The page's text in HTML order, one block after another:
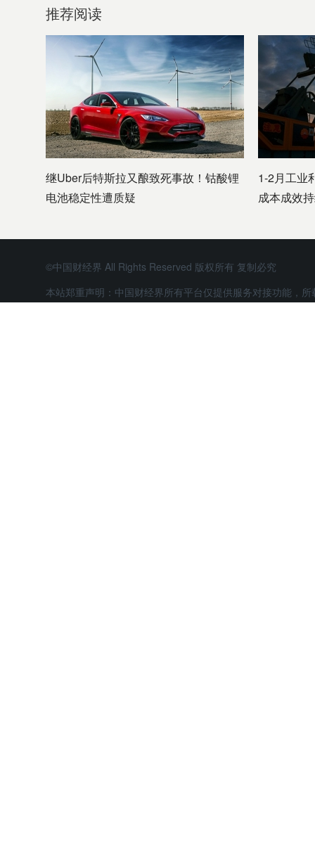
推荐阅读
继Uber后特斯拉又酿致死事故！钴酸锂
电池稳定性遭质疑
1-2月工业
成本成效
©中国财经界 All Rights Reserved 版权所有 复制必究
本站郑重声明：中国财经界所有平台仅提供服务对接功能，